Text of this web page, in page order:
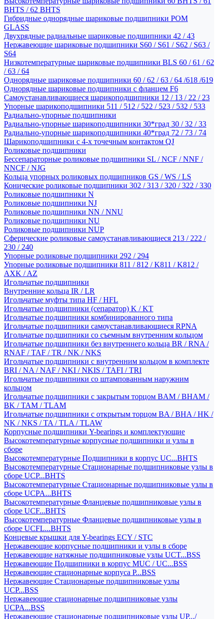
BHTS / 62 BHTS
Гибридные однорядные шариковые подшипники POM
GLASS
Двухрядные радиальные шариковые подшипники 42 / 43
Нержавеющие шариковые подшипники S60 / S61 / S62 / S63 /
S64
Низкотемпературные шариковые подшипники BLS 60 / 61 / 62
/ 63 / 64
Однорядные шариковые подшипники 60 / 62 / 63 / 64 /618 /619
Однорядные шариковые подшипники с фланцем F6
Самоустанавливающиеся шарикоподшипники 12 / 13 / 22 / 23
Упорные шарикоподшипники 511 / 512 / 522 / 523 / 532 / 533
Радиально-упорные подшипники
Радиально-упорные шарикоподшипники 30*град 30 / 32 / 33
Радиально-упорные шарикоподшипники 40*град 72 / 73 / 74
Шарикоподшипники с 4-х точечным контактом QJ
Роликовые подшипники
Бессепараторные роликовые подшипники SL / NCF / NNF /
NNCF / NJG
Кольца упорных роликовых подшипников GS / WS / LS
Конические роликовые подшипники 302 / 313 / 320 / 322 / 330
Роликовые подшипники N
Роликовые подшипники NJ
Роликовые подшипники NN / NNU
Роликовые подшипники NU
Роликовые подшипники NUP
Сферические роликовые самоустанавливающиеся 213 / 222 /
230 / 240
Упорные роликовые подшипники 292 / 294
Упорные роликовые подшипники 811 / 812 / K811 / K812 /
AXK / AZ
Игольчатые подшипники
Внутренние кольца IR / LR
Игольчатые муфты типа HF / HFL
Игольчатые подшипники (сепаратор) K / KT
Игольчатые подшипники комбинированного типа
Игольчатые подшипники самоустанавливающиеся RPNA
Игольчатые подшипники со съемным внутренним кольцом
Игольчатые подшипники без внутреннего кольца BR / RNA /
RNAF / TAF / TR / NK / NKS
Игольчатые подшипники с внутренним кольцом в комплекте
BRI / NA / NAF / NKI / NKIS / TAFI / TRI
Игольчатые подшипники со штампованным наружним
кольцом
Игольчатые подшипники с закрытым торцом BAM / BHAM /
BK / TAM / TLAM
Игольчатые подшипники с открытым торцом BA / BHA / HK /
NK / NKS / TA / TLA / TLAW
Корпусные подшипники Y-bearings и комплектующие
Высокотемпературные корпусные подшипники и узлы в
сборе
Высокотемпературные Подшипники в корпус UC...BHTS
Высокотемпературные Стационарные подшипниковые узлы в
сборе UCP...BHTS
Высокотемпературные Стационарные подшипниковые узлы в
сборе UCPA...BHTS
Высокотемпературные Фланцевые подшипниковые узлы в
сборе UCF...BHTS
Высокотемпературные Фланцевые подшипниковые узлы в
сборе UCFL...BHTS
Концевые крышки для Y-bearings ECY / STC
Нержавеющие корпусные подшипники и узлы в сборе
Нержавеющие натяжные подшипниковые узлы UCT...BSS
Нержавеющие Подшипники в корпус MUC / UC...BSS
Нержавеющие стационарные корпуса P...BSS
Нержавеющие Стационарные подшипниковые узлы
UCP...BSS
Нержавеющие стационарные подшипниковые узлы
UCPA...BSS
Нержавеющие стационарные подшипниковые узлы UP.../